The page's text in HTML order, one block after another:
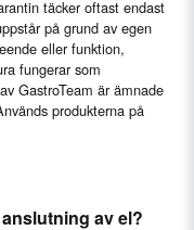
täcker oftast endast
på grund av egen
eller funktion,
fungerar som
GastroTeam är ämnade
produkterna på
av el?